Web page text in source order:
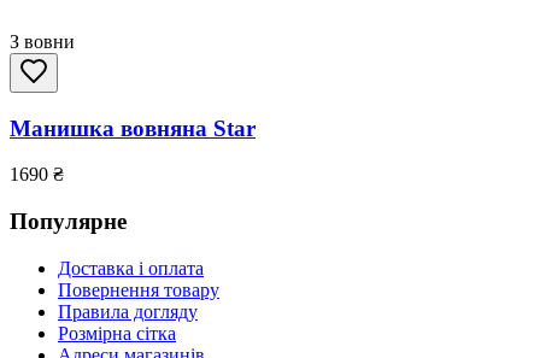
З вовни
Манишка вовняна Star
1690 ₴
Популярне
Доставка і оплата
Повернення товару
Правила догляду
Розмірна сітка